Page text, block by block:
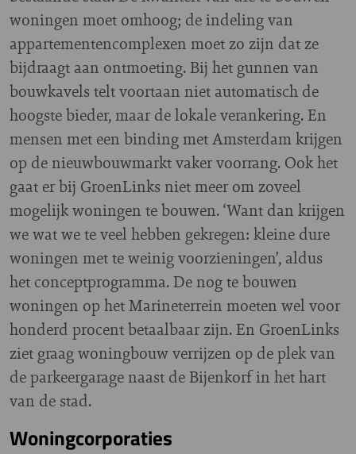
woningen moet omhoog; de indeling van
appartementencomplexen moet zo zijn dat ze
bijdraagt aan ontmoeting. Bij het gunnen van
bouwkavels telt voortaan niet automatisch de
hoogste bieder, maar de lokale verankering. En
mensen met een binding met Amsterdam krijgen
op de nieuwbouwmarkt vaker voorrang. Ook het
gaat er bij GroenLinks niet meer om zoveel
mogelijk woningen te bouwen. ‘Want dan krijgen
we wat we te veel hebben gekregen: kleine dure
woningen met te weinig voorzieningen’, aldus
het conceptprogramma. De nog te bouwen
woningen op het Marineterrein moeten wel voor
honderd procent betaalbaar zijn. En GroenLinks
ziet graag woningbouw verrijzen op de plek van
de parkeergarage naast de Bijenkorf in het hart
van de stad.
Woningcorporaties